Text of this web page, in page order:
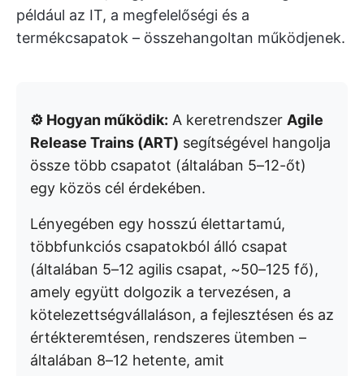
például az IT, a megfelelőségi és a
termékcsapatok – összehangoltan működjenek.
⚙️ Hogyan működik: A keretrendszer Agile
Release Trains (ART) segítségével hangolja
össze több csapatot (általában 5–12-őt)
egy közös cél érdekében.
Lényegében egy hosszú élettartamú,
többfunkciós csapatokból álló csapat
(általában 5–12 agilis csapat, ~50–125 fő),
amely együtt dolgozik a tervezésen, a
kötelezettségvállaláson, a fejlesztésen és az
értékteremtésen, rendszeres ütemben –
általában 8–12 hetente, amit